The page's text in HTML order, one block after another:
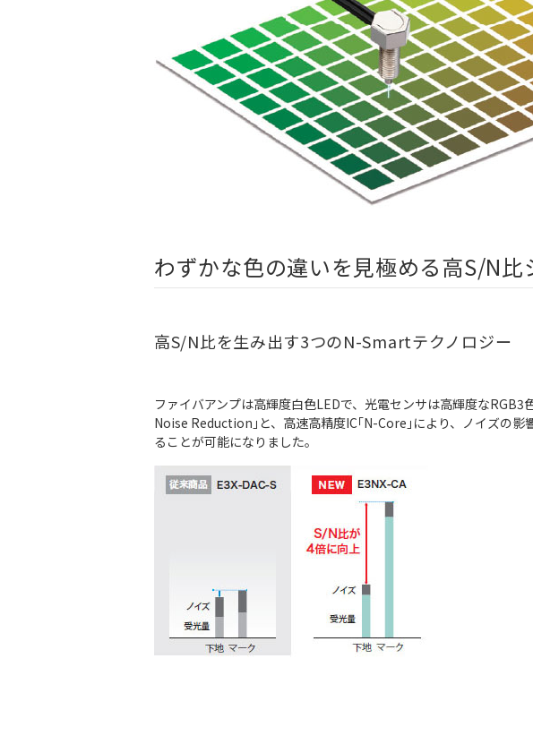
わずかな色の違いを見極める高S/N比
高S/N比を生み出す3つのN-Smartテクノロジー
ファイバアンプは高輝度白色LEDで、光電センサは高輝度な
Noise Reduction｣と、高速高精度IC｢N-Core｣により、ノイズの
ることが可能になりました。